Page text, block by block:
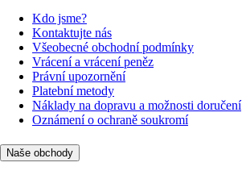
Kdo jsme?
Kontaktujte nás
Všeobecné obchodní podmínky
Vrácení a vrácení peněz
Právní upozornění
Platební metody
Náklady na dopravu a možnosti doručení
Oznámení o ochraně soukromí
Naše obchody